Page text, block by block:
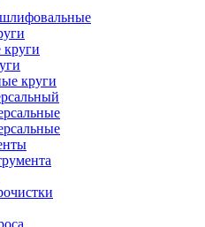
круги
круги